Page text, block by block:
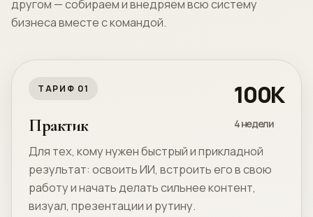
другом — собираем и внедряем всю систему
бизнеса вместе с командой.
ТАРИФ 01
Практик
100К
4 недели
Для тех, кому нужен быстрый и прикладной
результат: освоить ИИ, встроить его в свою
работу и начать делать сильнее контент,
визуал, презентации и рутину.